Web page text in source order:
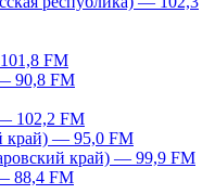
FM
90,8 FM
102,2 FM
край) — 95,0 FM
край) — 99,9 FM
88,4 FM